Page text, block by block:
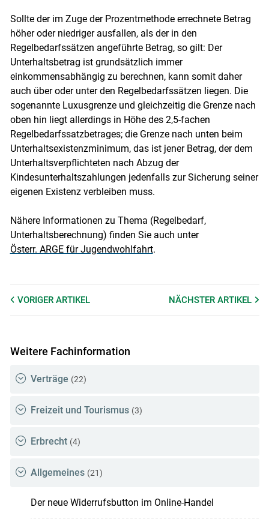
Sollte der im Zuge der Prozentmethode errechnete Betrag
höher oder niedriger ausfallen, als der in den
Regelbedarfssätzen angeführte Betrag, so gilt: Der
Unterhaltsbetrag ist grundsätzlich immer
einkommensabhängig zu berechnen, kann somit daher
auch über oder unter den Regelbedarfssätzen liegen. Die
sogenannte Luxusgrenze und gleichzeitig die Grenze nach
oben hin liegt allerdings in Höhe des 2,5-fachen
Regelbedarfssatzbetrages; die Grenze nach unten beim
Unterhaltsexistenzminimum, das ist jener Betrag, der dem
Unterhaltsverpflichteten nach Abzug der
Kindesunterhaltszahlungen jedenfalls zur Sicherung seiner
eigenen Existenz verbleiben muss.
Nähere Informationen zu Thema (Regelbedarf,
Unterhaltsberechnung) finden Sie auch unter
Österr. ARGE für Jugendwohlfahrt.
VORIGER ARTIKEL NÄCHSTERARTIKEL
Weitere Fachinformation
Verträge (22)
Freizeit und Tourismus (3)
Erbrecht (4)
Allgemeines (21)
Der neue Widerrufsbutton im Online-Handel